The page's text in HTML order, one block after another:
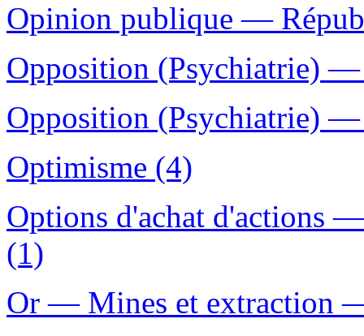
Opinion publique —
Opposition (Psychiatrie) —
Opposition (Psychiatrie) —
Optimisme (4)
Options d'achat
(1)
Or — Mines et extraction